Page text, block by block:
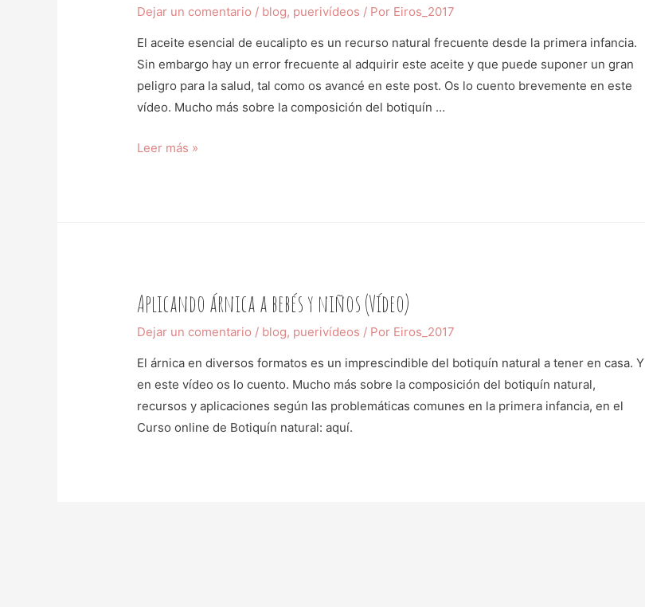
Dejar un comentario / blog, puerivídeos / Por Eiros_2017
El aceite esencial de eucalipto es un recurso natural frecuente desde la primera infancia.
Sin embargo hay un error frecuente al adquirir este aceite y que puede suponer un gran
peligro para la salud, tal como os avancé en este post. Os lo cuento brevemente en este
vídeo. Mucho más sobre la composición del botiquín …
Leer más »
Aplicando árnica a bebés y niños (Vídeo)
Dejar un comentario / blog, puerivídeos / Por Eiros_2017
El árnica en diversos formatos es un imprescindible del botiquín natural a tener en casa. Y
en este vídeo os lo cuento. Mucho más sobre la composición del botiquín natural,
recursos y aplicaciones según las problemáticas comunes en la primera infancia, en el
Curso online de Botiquín natural: aquí.